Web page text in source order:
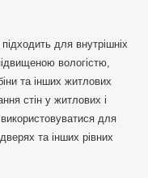
для внутрішніх
вологістю,
та інших житлових
стін у житлових і
для
та інших рівних